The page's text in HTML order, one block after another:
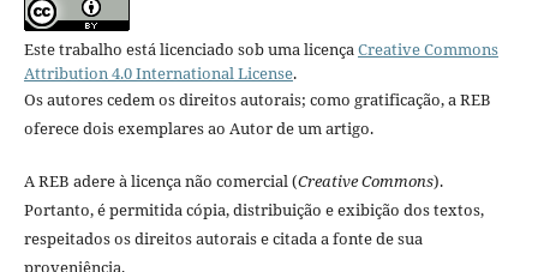
Este trabalho está licenciado sob uma licençaCreative Commons
Attribution 4.0 International License.
Os autores cedem os direitos autorais; como gratificação, a REB
oferece dois exemplares ao Autor de um artigo.
A REB adere à licença não comercial (Creative Commons).
Portanto, é permitida cópia, distribuição e exibição dos textos,
respeitados os direitos autorais e citada a fonte de sua
proveniência.